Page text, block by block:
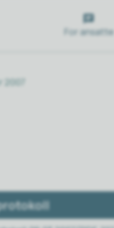
For ansatte